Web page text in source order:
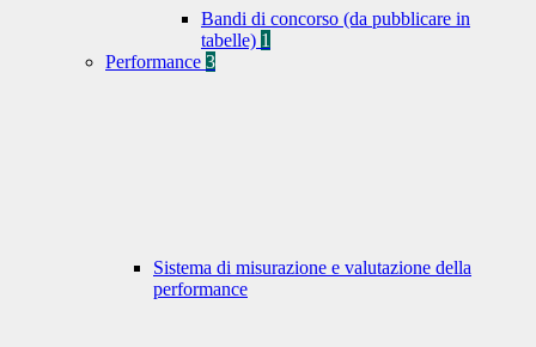
Bandi di concorso (da pubblicare in
tabelle) 1
Performance 3
Sistema di misurazione e valutazione della
performance